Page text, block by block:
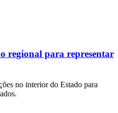
regional para representar
no interior do Estado para